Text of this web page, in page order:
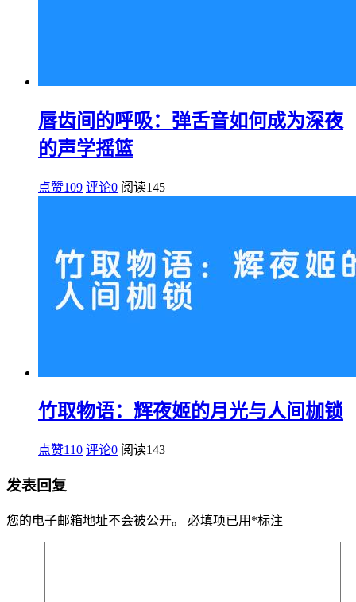
唇齿间的呼吸：弹舌音如何成为深夜
的声学摇篮
点赞109 评论0 阅读145
竹取物语：辉夜姬的月光与人间枷锁
点赞110 评论0 阅读143
发表回复
您的电子邮箱地址不会被公开。 必填项已用 *标注